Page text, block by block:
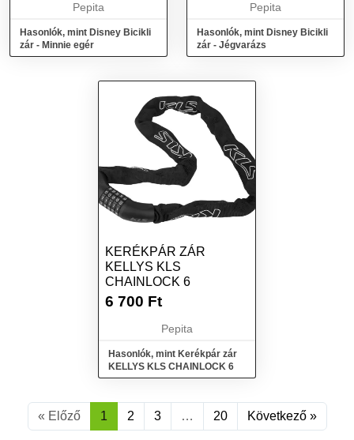
Pepita
Hasonlók, mint Disney Bicikli
zár - Minnie egér
Pepita
Hasonlók, mint Disney Bicikli
zár - Jégvarázs
KERÉKPÁR ZÁR
KELLYS KLS
CHAINLOCK 6
6 700 Ft
Pepita
Hasonlók, mint Kerékpár zár
KELLYS KLS CHAINLOCK 6
« Előző 1 2 3 … 20 Következő »